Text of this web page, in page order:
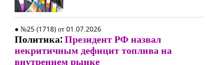
● №25 (1718) от 01.07.2026
Политика:Президент РФ назвал
некритичным дефицит топлива на
внутреннем рынке